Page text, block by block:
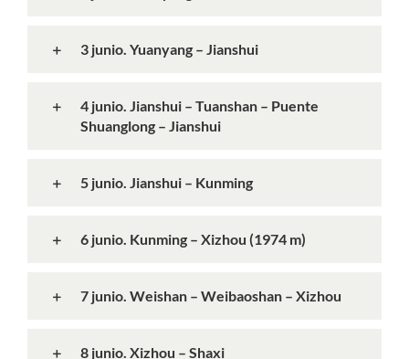
3 junio. Yuanyang – Jianshui
4 junio. Jianshui – Tuanshan – Puente
Shuanglong – Jianshui
5 junio. Jianshui – Kunming
6 junio. Kunming – Xizhou (1974 m)
7 junio. Weishan – Weibaoshan – Xizhou
8 junio. Xizhou – Shaxi